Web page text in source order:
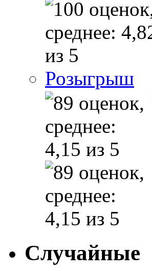
Розыгрыш
Случайные